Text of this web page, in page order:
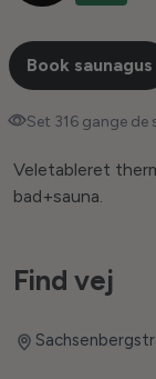
Book saunagus
Set 316 gange
Veletableret
bad+sauna.
Find vej